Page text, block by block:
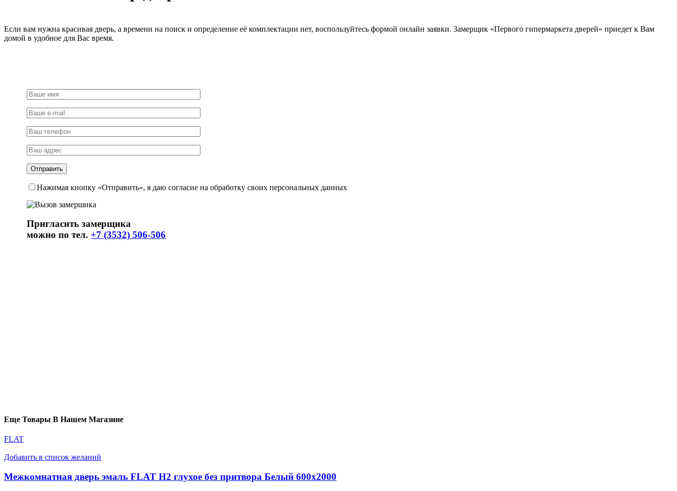
Если вам нужна красивая дверь, а времени на поиск и определение её комплектации нет, воспользуйтесь формой онлайн заявки. Замерщик «Первого гипермаркета дверей» приедет к Вам
домой в удобное для Вас время.
Нажимая кнопку «Отправить», я даю согласие на обработку своих персональных данных
Пригласить замерщика
можно по тел. +7 (3532) 506-506
Еще Товары В Нашем Магазине
FLAT
Добавить в список желаний
Межкомнатная дверь эмаль FLAT H2 глухое без притвора Белый 600х2000